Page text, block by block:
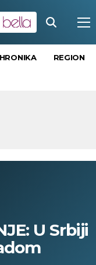
HRONIKA REGION
U Srbiji